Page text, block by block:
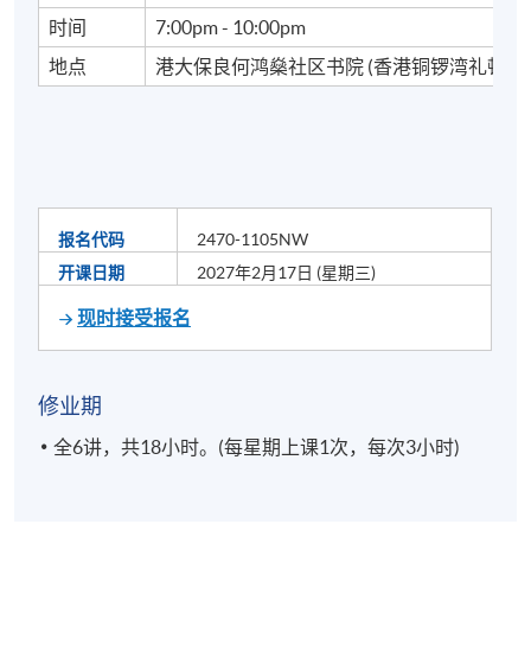
时间
7:00pm - 10:00pm
地点
港大保良何鸿燊社区书院 (香港铜锣湾礼顿道
报名代码
2470-1105NW
开课日期
2027年2月17日 (星期三)
现时接受报名
修业期
全6讲，共18小时。(每星期上课1次，每次3小时)